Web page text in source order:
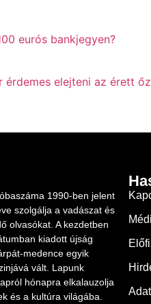
eurós bankjegyen?
érdemes elejteni az érett
1990-ben jelent
szolgálja a vadászat és
olvasókat. A kezdetben
kiadott újság
medence egyik
vált. Lapunk
hónapra elkalauzolja
és a kultúra világába.